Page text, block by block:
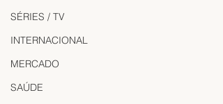
SÉRIES / TV
INTERNACIONAL
MERCADO
SAÚDE